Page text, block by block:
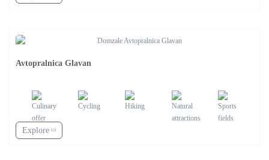
Avtopralnica Glavan
Explore